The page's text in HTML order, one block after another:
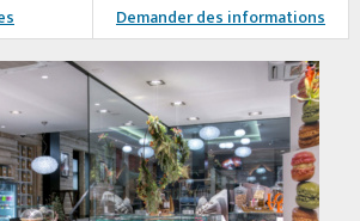
Demander des informations